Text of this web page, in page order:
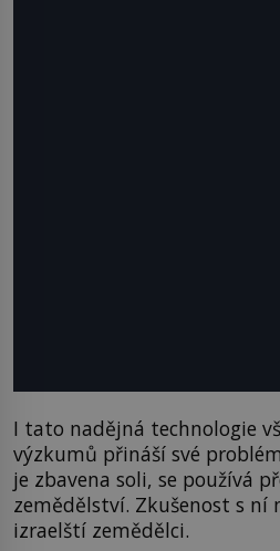
I tato nadějná technologie
výzkumů přináší své
je zbavena soli, se používá
zemědělství. Zkušenost s ní
izraelští zemědělci.